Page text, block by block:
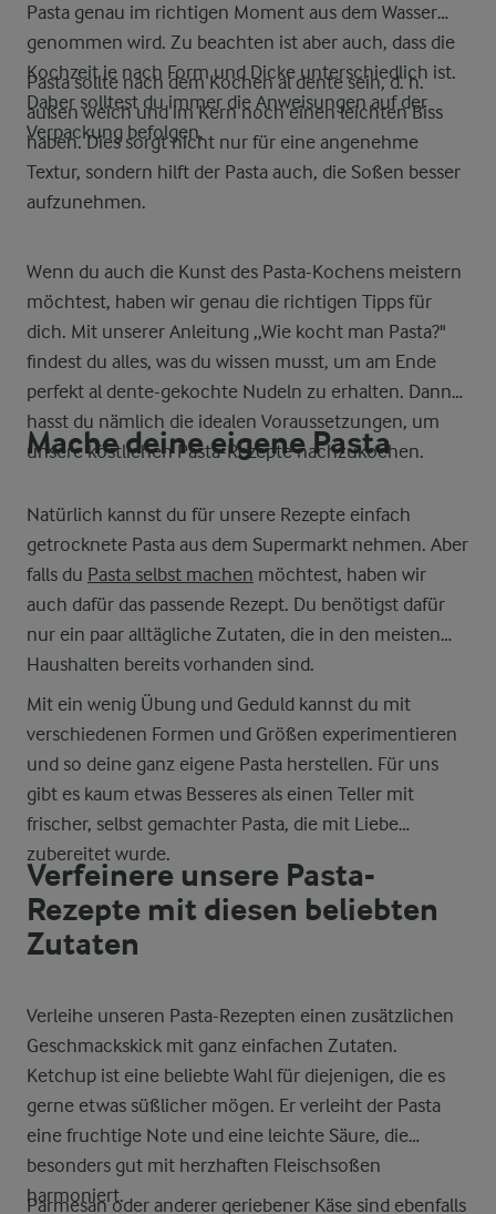
Pasta genau im richtigen Moment aus dem Wasser
genommen wird. Zu beachten ist aber auch, dass die
Kochzeit je nach Form und Dicke unterschiedlich ist.
Daher solltest du immer die Anweisungen auf der
Verpackung befolgen.
Pasta sollte nach dem Kochen al dente sein, d. h.
außen weich und im Kern noch einen leichten Biss
haben. Dies sorgt nicht nur für eine angenehme
Textur, sondern hilft der Pasta auch, die Soßen besser
aufzunehmen.
Wenn du auch die Kunst des Pasta-Kochens meistern
möchtest, haben wir genau die richtigen Tipps für
dich. Mit unserer Anleitung ,,Wie kocht man Pasta?"
findest du alles, was du wissen musst, um am Ende
perfekt al dente-gekochte Nudeln zu erhalten. Dann
hasst du nämlich die idealen Voraussetzungen, um
unsere köstlichen Pasta-Rezepte nachzukochen.
Mache deine eigene Pasta
Natürlich kannst du für unsere Rezepte einfach
getrocknete Pasta aus dem Supermarkt nehmen. Aber
falls du Pasta selbst machen möchtest, haben wir
auch dafür das passende Rezept. Du benötigst dafür
nur ein paar alltägliche Zutaten, die in den meisten
Haushalten bereits vorhanden sind.
Mit ein wenig Übung und Geduld kannst du mit
verschiedenen Formen und Größen experimentieren
und so deine ganz eigene Pasta herstellen. Für uns
gibt es kaum etwas Besseres als einen Teller mit
frischer, selbst gemachter Pasta, die mit Liebe
zubereitet wurde.
Verfeinere unsere Pasta-
Rezepte mit diesen beliebten
Zutaten
Verleihe unseren Pasta-Rezepten einen zusätzlichen
Geschmackskick mit ganz einfachen Zutaten.
Ketchup ist eine beliebte Wahl für diejenigen, die es
gerne etwas süßlicher mögen. Er verleiht der Pasta
eine fruchtige Note und eine leichte Säure, die
besonders gut mit herzhaften Fleischsoßen
harmoniert.
Parmesan oder anderer geriebener Käse sind ebenfalls